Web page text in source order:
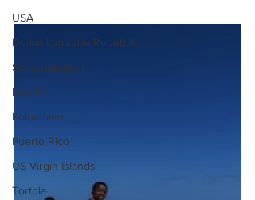
USA
Dominikanische Republik
Schatztauchen
Mexiko
Kolumbien
Puerto Rico
US Virgin Islands
Tortola